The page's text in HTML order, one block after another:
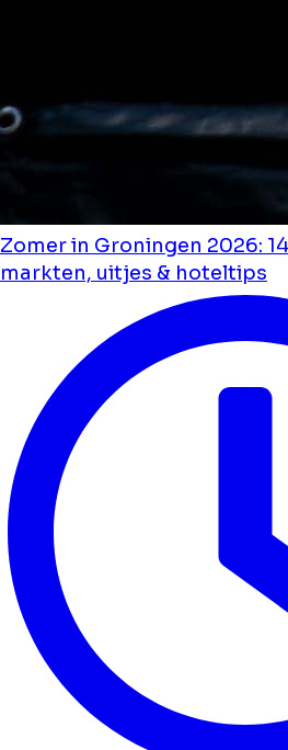
Zomer in Groningen 2026:
markten, uitjes & hoteltips